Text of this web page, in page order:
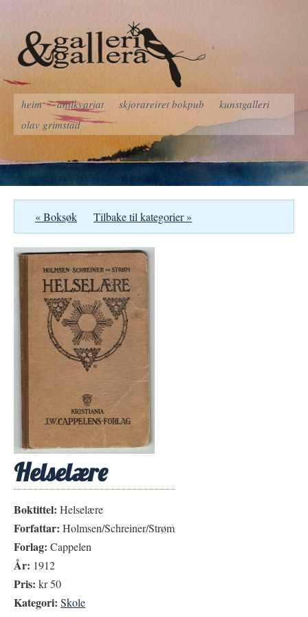
heim antikvariat skjorareiret bokpub
kunstgalleri
olav grimstad
« Boksøk Tilbake til kategorier »
Helselære
Boktittel: Helselære
Forfattar: Holmsen/Schreiner/Strøm
Forlag: Cappelen
År: 1912
Pris: kr 50
Kategori: Skole